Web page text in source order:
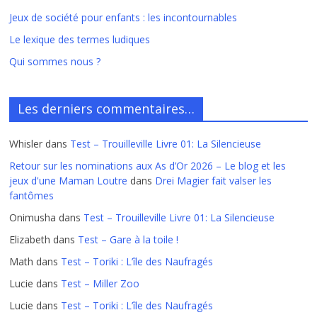
Jeux de société pour enfants : les incontournables
Le lexique des termes ludiques
Qui sommes nous ?
Les derniers commentaires…
Whisler dans Test – Trouilleville Livre 01: La Silencieuse
Retour sur les nominations aux As d’Or 2026 – Le blog et les
jeux d'une Maman Loutre dans Drei Magier fait valser les
fantômes
Onimusha dans Test – Trouilleville Livre 01: La Silencieuse
Elizabeth dans Test – Gare à la toile !
Math dans Test – Toriki : L’île des Naufragés
Lucie dans Test – Miller Zoo
Lucie dans Test – Toriki : L’île des Naufragés